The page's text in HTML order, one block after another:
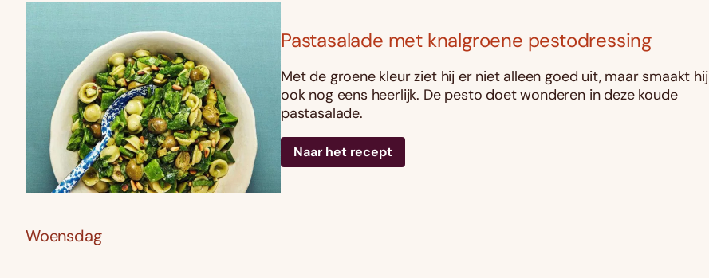
Pastasalade met knalgroene pestodressing
Met de groene kleur ziet hij er niet alleen goed uit, maar smaakt hij
ook nog eens heerlijk. De pesto doet wonderen in deze koude
pastasalade.
Naar het recept
Woensdag